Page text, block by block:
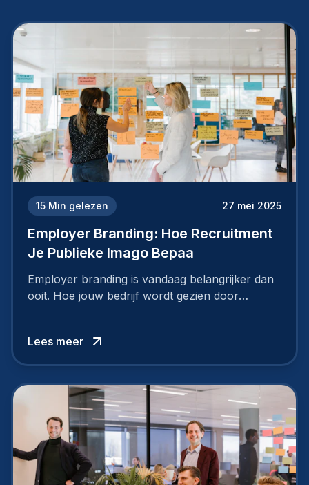
15 Min gelezen 27 mei 2025
Employer Branding: Hoe Recruitment
Je Publieke Imago Bepaa
Employer branding is vandaag belangrijker dan
ooit. Hoe jouw bedrijf wordt gezien door
Lees meer